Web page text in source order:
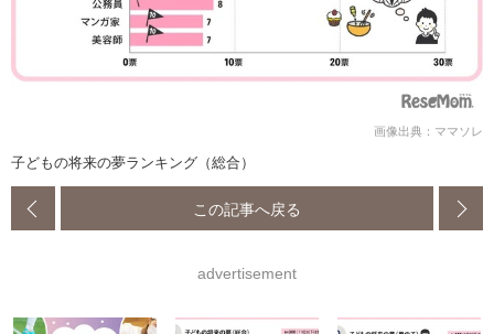
画像出典：ママソレ
子どもの将来の夢ランキング（総合）
この記事へ戻る
advertisement